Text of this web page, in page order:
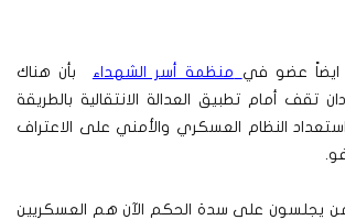
ايضاً عضو في منظمة أسر الشهداء
بأن هناك
أمام تطبيق العدالة الانتقالية بالطريقة
النظام العسكري والأمني على الاعتراف
من يجلسون على سدة الحكم الآن هم العسكريين